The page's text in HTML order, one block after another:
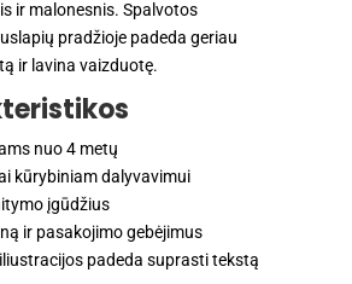
ir malonesnis. Spalvotos
pradžioje padeda geriau
ir lavina vaizduotę.
nuo 4 metų
kūrybiniam dalyvavimui
įgūdžius
ir pasakojimo gebėjimus
padeda suprasti tekstą